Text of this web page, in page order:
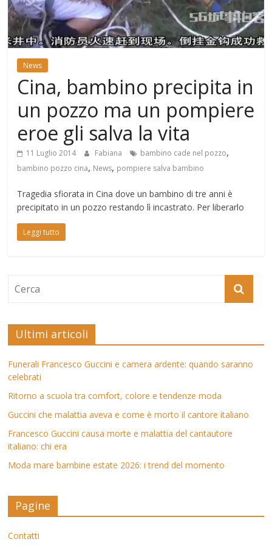
Mondo
News
Cina, bambino precipita in
un pozzo ma un pompiere
eroe gli salva la vita
11 Luglio 2014 Fabiana bambino cade nel pozzo,
bambino pozzo cina, News, pompiere salva bambino
Tragedia sfiorata in Cina dove un bambino di tre anni è
precipitato in un pozzo restando lì incastrato. Per liberarlo
Leggi tutto
Ultimi articoli
Funerali Francesco Guccini e camera ardente: quando saranno
celebrati
Ritorno a scuola tra comfort, colore e tendenze moda
Guccini che malattia aveva e come è morto il cantore italiano
Francesco Guccini causa morte e malattia del cantautore
italiano: chi era
Moda mare bambine estate 2026: i trend del momento
Pagine
Contatti